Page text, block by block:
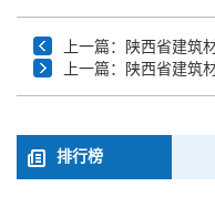
排行榜